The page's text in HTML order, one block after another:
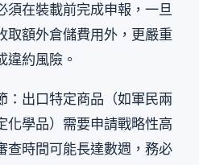
在裝載前完成申報，一旦
取額外倉儲費用外，更嚴重
違約風險。
：出口特定商品（如軍民兩
化學品）需要申請戰略性高
查時間可能長達數週，務必